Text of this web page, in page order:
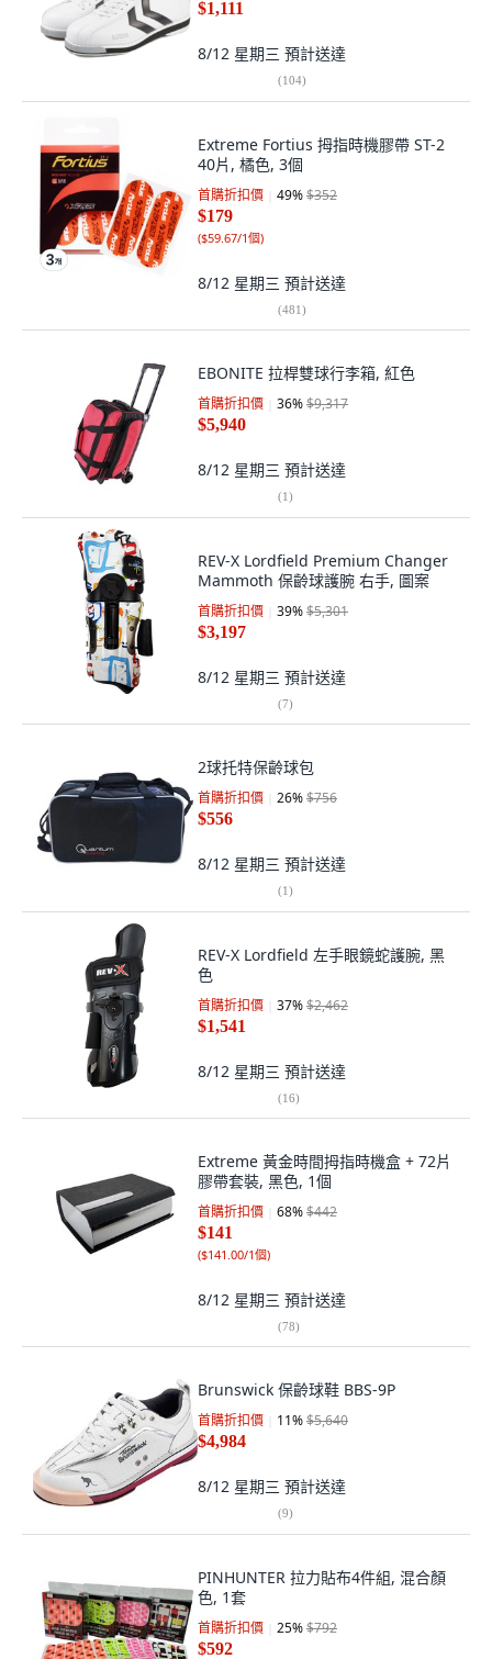
$1,111
8/12 星期三 預計送達
(104)
Extreme Fortius 拇指時機膠帶 ST-2
40片, 橘色, 3個
首購折扣價 49%$352
$179
($59.67/1個)
8/12 星期三 預計送達
(481)
EBONITE 拉桿雙球行李箱, 紅色
首購折扣價 36%$9,317
$5,940
8/12 星期三 預計送達
(1)
REV-X Lordfield Premium Changer
Mammoth 保齡球護腕 右手, 圖案
首購折扣價 39%$5,301
$3,197
8/12 星期三 預計送達
(7)
2球托特保齡球包
首購折扣價 26%$756
$556
8/12 星期三 預計送達
(1)
REV-X Lordfield 左手眼鏡蛇護腕, 黑
色
首購折扣價 37%$2,462
$1,541
8/12 星期三 預計送達
(16)
Extreme 黃金時間拇指時機盒 + 72片
膠帶套裝, 黑色, 1個
首購折扣價 68%$442
$141
($141.00/1個)
8/12 星期三 預計送達
(78)
Brunswick 保齡球鞋 BBS-9P
首購折扣價 11%$5,640
$4,984
8/12 星期三 預計送達
(9)
PINHUNTER 拉力貼布4件組, 混合顏
色, 1套
首購折扣價 25%$792
$592